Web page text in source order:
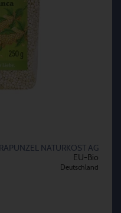
RAPUNZEL NATURKOST AG
EU-Bio
Deutschland